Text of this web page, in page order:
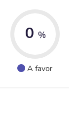
0 %
A favor